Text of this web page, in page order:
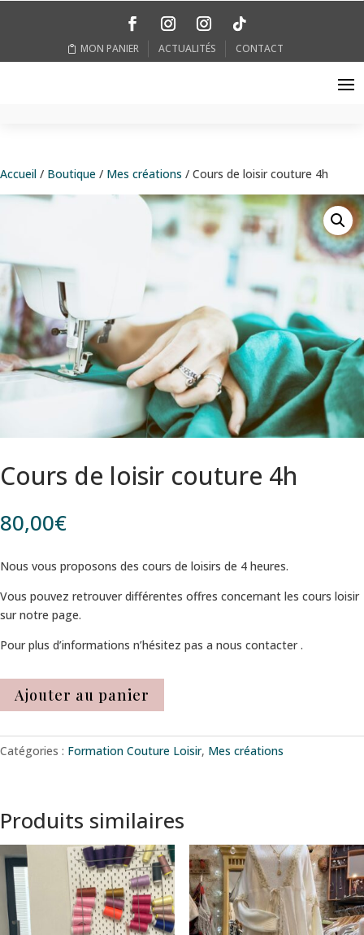
MON PANIER ACTUALITÉS CONTACT
Accueil / Boutique / Mes créations / Cours de loisir couture 4h
Cours de loisir couture 4h
80,00€
Nous vous proposons des cours de loisirs de 4 heures.
Vous pouvez retrouver différentes offres concernant les cours loisir
sur notre page.
Pour plus d’informations n’hésitez pas a nous contacter .
Ajouter au panier
Catégories : Formation Couture Loisir, Mes créations
Produits similaires